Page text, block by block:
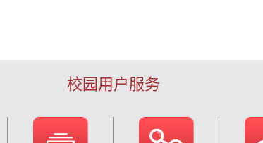
校园用户服务